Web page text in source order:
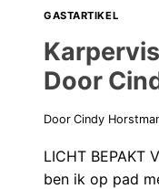
GASTARTIKEL
Door
Door Cindy
LICHT BEPAKT
ben ik op pad